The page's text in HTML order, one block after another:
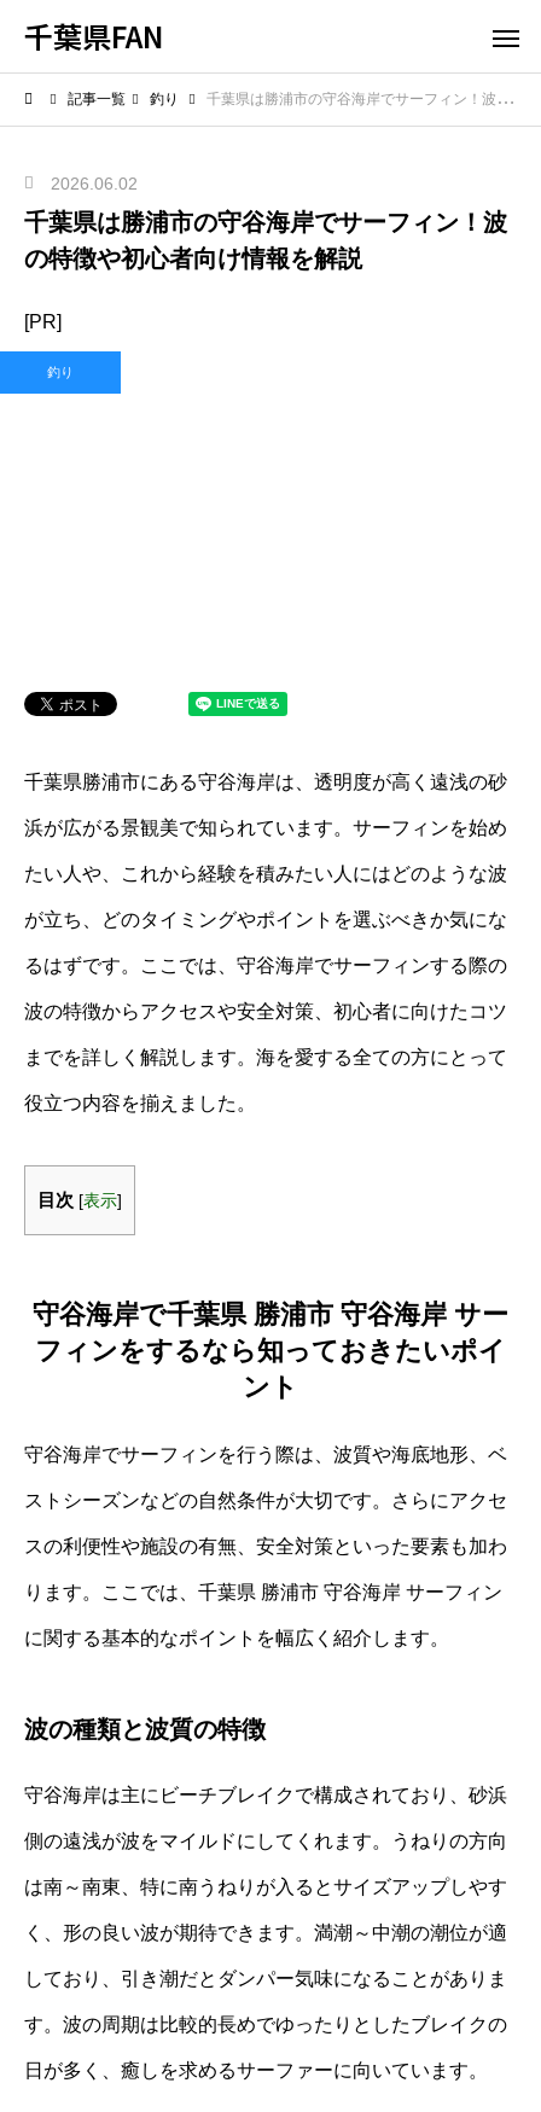
千葉県FAN
記事一覧 釣り 千葉県は勝浦市の守谷海岸でサーフィン！波の特徴や初心者向け情報を解説
2026.06.02
千葉県は勝浦市の守谷海岸でサーフィン！波
の特徴や初心者向け情報を解説
[PR]
釣り
千葉県勝浦市にある守谷海岸は、透明度が高く遠浅の砂
浜が広がる景観美で知られています。サーフィンを始め
たい人や、これから経験を積みたい人にはどのような波
が立ち、どのタイミングやポイントを選ぶべきか気にな
るはずです。ここでは、守谷海岸でサーフィンする際の
波の特徴からアクセスや安全対策、初心者に向けたコツ
までを詳しく解説します。海を愛する全ての方にとって
役立つ内容を揃えました。
目次 [表示]
守谷海岸で千葉県 勝浦市 守谷海岸 サー
フィンをするなら知っておきたいポイ
ント
守谷海岸でサーフィンを行う際は、波質や海底地形、ベ
ストシーズンなどの自然条件が大切です。さらにアクセ
スの利便性や施設の有無、安全対策といった要素も加わ
ります。ここでは、千葉県 勝浦市 守谷海岸 サーフィン
に関する基本的なポイントを幅広く紹介します。
波の種類と波質の特徴
守谷海岸は主にビーチブレイクで構成されており、砂浜
側の遠浅が波をマイルドにしてくれます。うねりの方向
は南～南東、特に南うねりが入るとサイズアップしやす
く、形の良い波が期待できます。満潮～中潮の潮位が適
しており、引き潮だとダンパー気味になることがありま
す。波の周期は比較的長めでゆったりとしたブレイクの
日が多く、癒しを求めるサーファーに向いています。